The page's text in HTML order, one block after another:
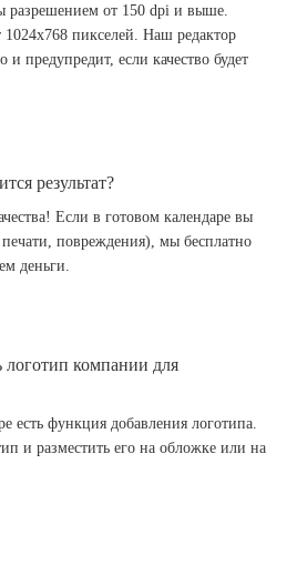
разрешением от 150 dpi и выше.
пикселей. Наш редактор
предупредит, если качество будет
результат?
Если в готовом календаре вы
повреждения), мы бесплатно
деньги.
компании для
есть функция добавления логотипа.
и разместить его на обложке или на